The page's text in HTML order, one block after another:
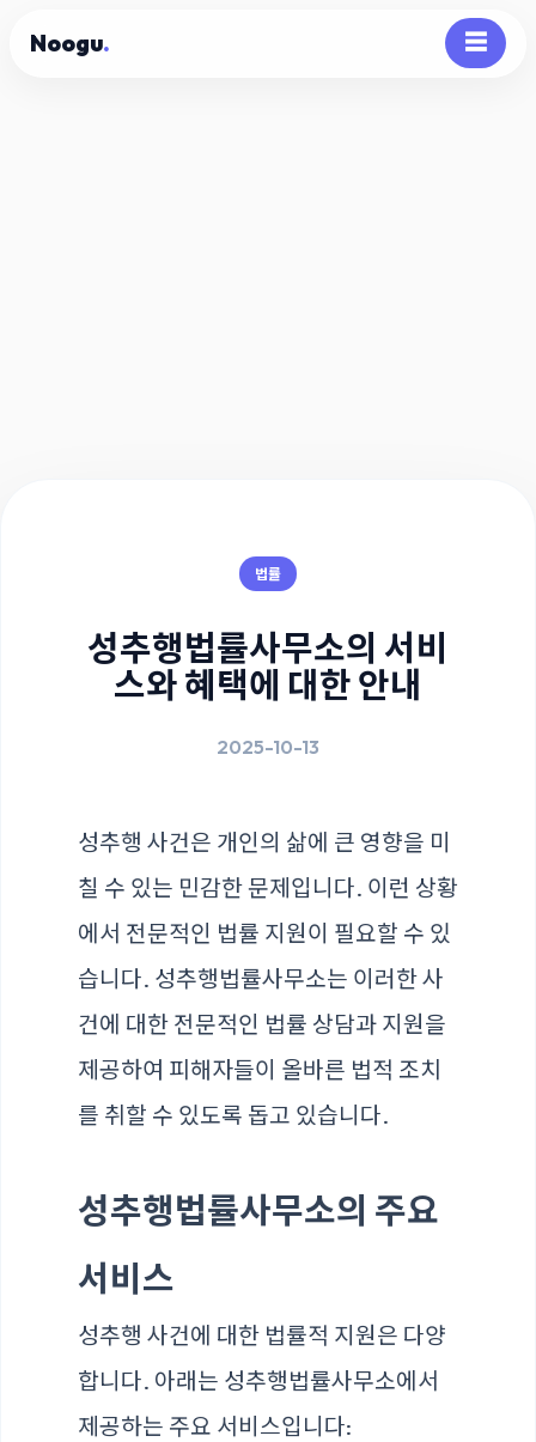
Noogu. ☰
법률
성추행법률사무소의 서비
스와 혜택에 대한 안내
2025-10-13
성추행 사건은 개인의 삶에 큰 영향을 미
칠 수 있는 민감한 문제입니다. 이런 상황
에서 전문적인 법률 지원이 필요할 수 있
습니다. 성추행법률사무소는 이러한 사
건에 대한 전문적인 법률 상담과 지원을
제공하여 피해자들이 올바른 법적 조치
를 취할 수 있도록 돕고 있습니다.
성추행법률사무소의 주요
서비스
성추행 사건에 대한 법률적 지원은 다양
합니다. 아래는 성추행법률사무소에서
제공하는 주요 서비스입니다: